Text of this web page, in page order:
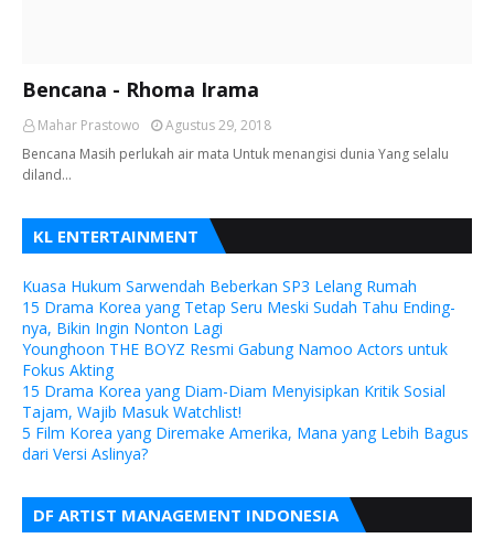
Bencana - Rhoma Irama
Mahar Prastowo
Agustus 29, 2018
Bencana Masih perlukah air mata Untuk menangisi dunia Yang selalu
diland…
KL ENTERTAINMENT
Kuasa Hukum Sarwendah Beberkan SP3 Lelang Rumah
15 Drama Korea yang Tetap Seru Meski Sudah Tahu Ending-
nya, Bikin Ingin Nonton Lagi
Younghoon THE BOYZ Resmi Gabung Namoo Actors untuk
Fokus Akting
15 Drama Korea yang Diam-Diam Menyisipkan Kritik Sosial
Tajam, Wajib Masuk Watchlist!
5 Film Korea yang Diremake Amerika, Mana yang Lebih Bagus
dari Versi Aslinya?
DF ARTIST MANAGEMENT INDONESIA